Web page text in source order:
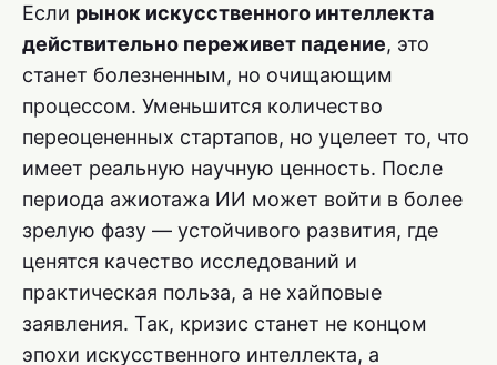
Если рынок искусственного интеллекта
действительно переживет падение, это
станет болезненным, но очищающим
процессом. Уменьшится количество
переоцененных стартапов, но уцелеет то, что
имеет реальную научную ценность. После
периода ажиотажа ИИ может войти в более
зрелую фазу — устойчивого развития, где
ценятся качество исследований и
практическая польза, а не хайповые
заявления. Так, кризис станет не концом
эпохи искусственного интеллекта, а